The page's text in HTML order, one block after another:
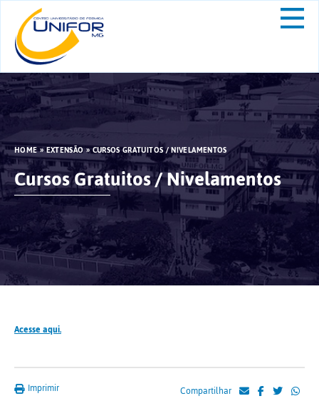
HOME»EXTENSÃO»CURSOS GRATUITOS / NIVELAMENTOS
Cursos Gratuitos / Nivelamentos
Acesse aqui.
Imprimir Compartilhar